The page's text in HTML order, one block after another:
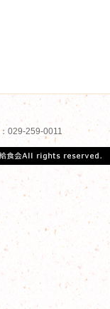
： 029-259-0011